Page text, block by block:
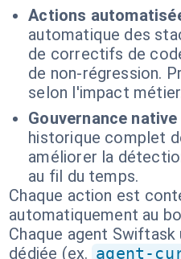
Actions
automatique des
de correctifs de
de non-régression.
selon l'impact
Gouvernance native
historique complet
améliorer la
au fil du temps.
Chaque action est
automatiquement au
Chaque agent
dédiée (ex. agent-